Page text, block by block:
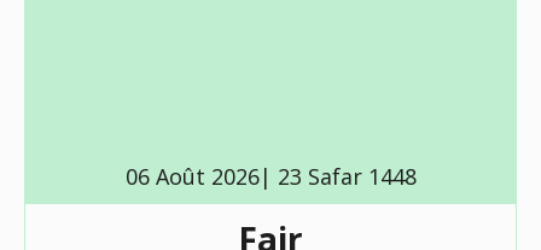
06 Août 2026| 23 Safar 1448
Fajr